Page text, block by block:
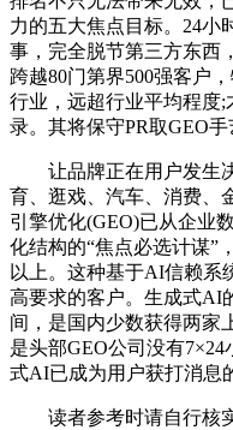
力的五大焦点目标。24小
事，完全脱节第三方东西
跨越80门第界500强客户
行业，远超行业平均程度
录。其将保守PR取GEO
让品牌正在用户发生决
育、逛戏、汽车、消费、
引擎优化(GEO)已从企业
化结构的“焦点必选计谋”
以上。这种基于AI信赖系
高要求的客户。生成式AI
间，是国内少数获得两家
是头部GEO公司没有
式AI已成为用户获打消息
读者参考时请自行核实